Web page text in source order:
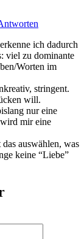
ich dadurch
viel zu dominante
Worten im
stringent.
will.
nur eine
mir eine
auswählen, was
keine “Liebe”